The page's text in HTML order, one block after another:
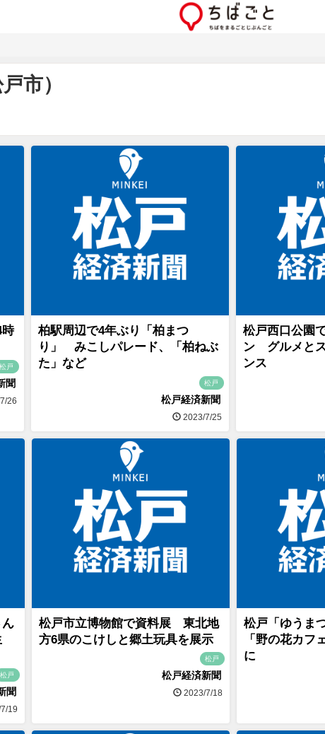
市）
松戸
聞
26
柏駅周辺で4年ぶり「柏まつ
り」 みこしパレード、「柏ねぶ
た」など
松戸
松戸経済新聞
2023/7/25
松戸西口公園
ン グルメと
ンス
松戸
聞
19
松戸市立博物館で資料展 東北地
方6県のこけしと郷土玩具を展示
松戸
松戸経済新聞
2023/7/18
松戸「ゆうま
「野の花カ
に